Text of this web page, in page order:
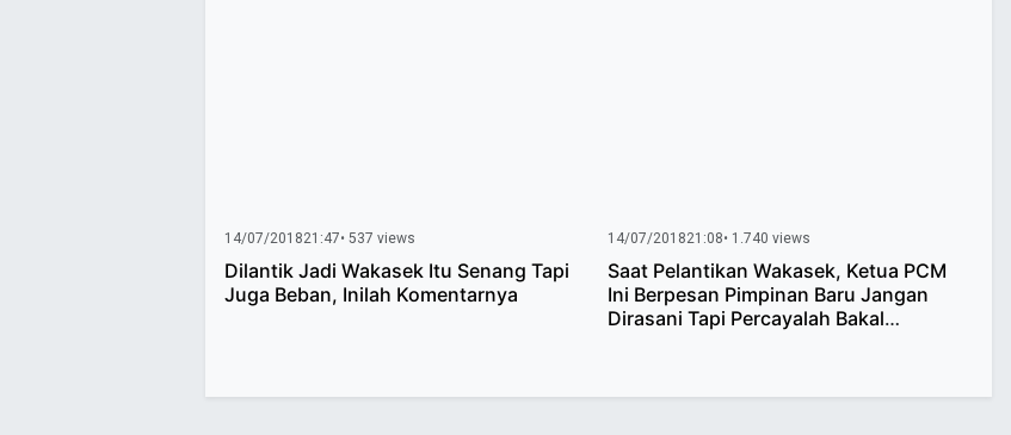
14/07/201821:47• 537 views
Dilantik Jadi Wakasek Itu Senang Tapi
Juga Beban, Inilah Komentarnya
14/07/201821:08• 1.740 views
Saat Pelantikan Wakasek, Ketua PCM
Ini Berpesan Pimpinan Baru Jangan
Dirasani Tapi Percayalah Bakal